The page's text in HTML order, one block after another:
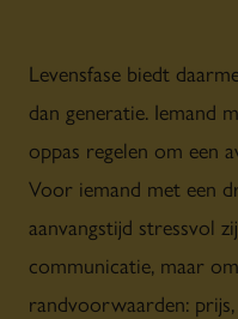
Levensfase biedt
dan generatie. Iemand
oppas regelen om een
Voor iemand met een
aanvangstijd stressvol
communicatie, maar
randvoorwaarden: